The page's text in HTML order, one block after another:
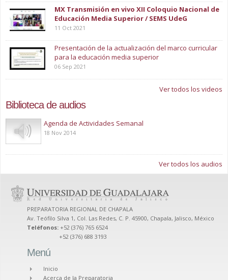
MX Transmisión en vivo XII Coloquio Nacional de
Educación Media Superior / SEMS UdeG
11 Oct 2021
Presentación de la actualización del marco curricular
para la educación media superior
06 Sep 2021
Ver todos los videos
Biblioteca de audios
Play
Agenda de Actividades Semanal
18 Nov 2014
Ver todos los audios
PREPARATORIA REGIONAL DE CHAPALA
Av. Teófilo Silva 1, Col. Las Redes, C. P. 45900, Chapala, Jalisco, México
Teléfonos: +52 (376) 765 6524
+52 (376) 688 3193
Menú
Inicio
Acerca de la Preparatoria